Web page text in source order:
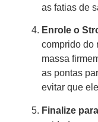
as fatias de
Enrole o
comprido do
massa
as pontas
evitar que
Finalize